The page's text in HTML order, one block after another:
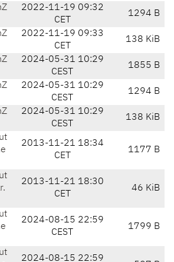
2022-11-19 09:32
CET
1294 B
2022-11-19 09:33
CET
138 KiB
2024-05-31 10:29
CEST
1855 B
2024-05-31 10:29
CEST
1294 B
2024-05-31 10:29
CEST
138 KiB
2013-11-21 18:34
CET
1177 B
2013-11-21 18:30
CET
46 KiB
2024-08-15 22:59
CEST
1799 B
2024-08-15 22:59